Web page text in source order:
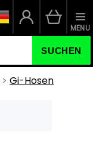
SUCHEN
MENU
Gi-Hosen